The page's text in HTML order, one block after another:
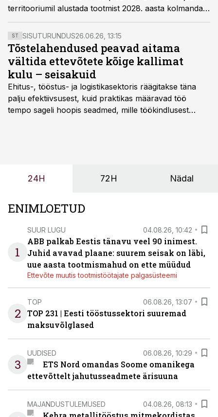
territooriumil alustada tootmist 2028. aasta kolmandas
kvartalis.
ST SISUTURUNDUS26.06.26, 13:15
Tõstelahendused peavad aitama
vältida ettevõtete kõige kallimat
kulu – seisakuid
Ehitus-, tööstus- ja logistikasektoris räägitakse täna
palju efektiivsusest, kuid praktikas määravad töö
tempo sageli hoopis seadmed, mille töökindlusest
24H 72H Nädal
ENIMLOETUD
1
SUUR LUGU 04.08.26, 10:42
ABB palkab Eestis tänavu veel 90 inimest.
Juhid avavad plaane: suurem seisak on läbi,
uue aasta tootmismahud on ette müüdud
Ettevõte muutis tootmistöötajate palgasüsteemi
2
TOP 06.08.26, 13:07
TOP 231 | Eesti tööstussektori suuremad
maksuvõlglased
3
UUDISED 06.08.26, 10:29
ETS Nord omandas Soome omanikega
ettevõttelt jahutusseadmete ärisuuna
MAJANDUSTULEMUSED 04.08.26, 08:13